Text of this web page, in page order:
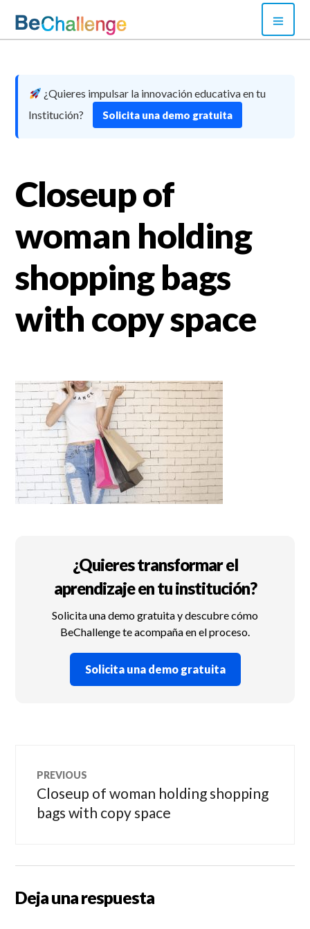
content
¿Quieres impulsar la innovación educativa en tu
Institución?
Solicita una demo gratuita
Closeup of
woman holding
shopping bags
with copy space
¿Quieres transformar el
aprendizaje en tu institución?
Solicita una demo gratuita y descubre cómo
BeChallenge te acompaña en el proceso.
Solicita una demo gratuita
entradas
PREVIOUS
Previous
post:
Closeup of woman holding shopping
bags with copy space
Deja una respuesta